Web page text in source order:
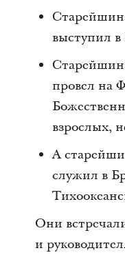
выступил
провел на
взрослых,
А
служил в
Они
и